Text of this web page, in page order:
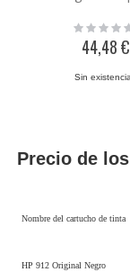
Rating:
44,48 €
Sin
Precio de
Nombre del cartucho de tinta
HP 912 Original Negro